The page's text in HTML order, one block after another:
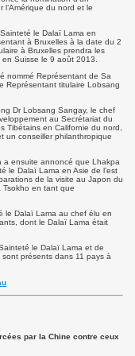
du nord et le
le Dalaï Lama en
à Bruxelles à la date du 2
à Bruxelles prendra les
Suisse le 9 août 2013.
nommé Représentant de Sa
Représentant titulaire Lobsang
Dr Lobsang Sangay, le chef
au Secrétariat du
Tibétains en Californie du nord,
un conseiller philanthropique
a ensuite annoncé que Lhakpa
le Dalaï Lama en Asie de l’est
de la visite au Japon du
en tant que
le Dalaï Lama au chef élu en
dont le Dalaï Lama était
le Dalaï Lama et de
présents dans 11 pays à
par la Chine contre ceux